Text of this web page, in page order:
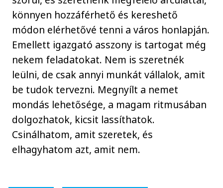
könnyen hozzáférhető és kereshető
módon elérhetővé tenni a város honlapján.
Emellett igazgató asszony is tartogat még
nekem feladatokat. Nem is szeretnék
leülni, de csak annyi munkát vállalok, amit
be tudok tervezni. Megnyílt a nemet
mondás lehetősége, a magam ritmusában
dolgozhatok, kicsit lassíthatok.
Csinálhatom, amit szeretek, és
elhagyhatom azt, amit nem.